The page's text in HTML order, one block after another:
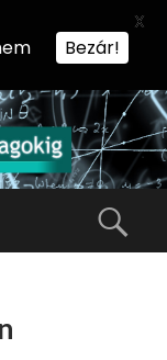
Bezár!
X